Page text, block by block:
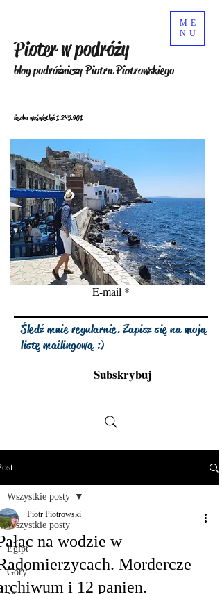
ME
NU
Pioter w podróży
blog podróżniczy Piotra Piotrowskiego
liczba wyświetleń1.245.901
E-mail
Śledź mnie regularnie. Zapisz się na moją
listę mailingową :)
Subskrybuj
Wszystkie posty
Egipt
Góry
Wszystkie posty
na wodzie w
Mordercze
i 12 panien.
Piotr Piotrowski